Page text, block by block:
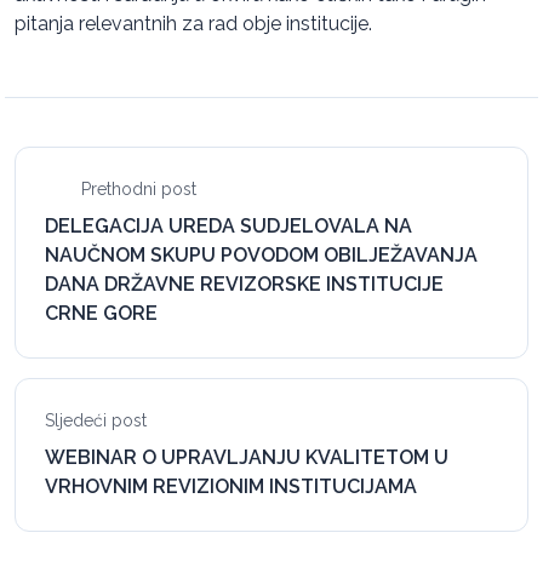
pitanja relevantnih za rad obje institucije.
Prethodni post
DELEGACIJA UREDA SUDJELOVALA NA
NAUČNOM SKUPU POVODOM OBILJEŽAVANJA
DANA DRŽAVNE REVIZORSKE INSTITUCIJE
CRNE GORE
Sljedeći post
WEBINAR O UPRAVLJANJU KVALITETOM U
VRHOVNIM REVIZIONIM INSTITUCIJAMA